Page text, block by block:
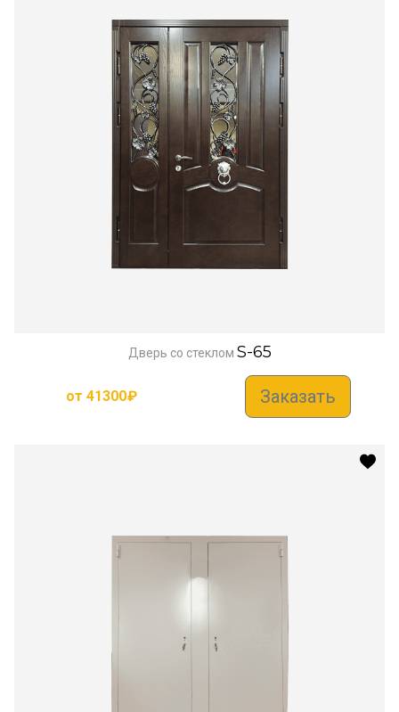
Дверь со стеклом S-65
от 41300₽ Заказать